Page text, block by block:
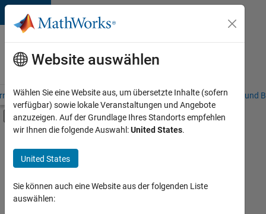
Weiter zum Inhalt
Karriere
bei
MathWorks
– Übersicht Stellensuche Niederlassungen Studierende und
Umschaltung für Off-Canvas-
Hauptinhalt
Programm für Berufseinsteiger (EDG)
Advanced Support
Information Technology
Infrastructure and Architecture
+8
Website auswählen
Wählen Sie eine Website aus, um übersetzte Inhalte (sofern
verfügbar) sowie lokale Veranstaltungen und Angebote
anzuzeigen. Auf der Grundlage Ihres Standorts empfehlen
wir Ihnen die folgende Auswahl:United States.
United States
Sie können auch eine Website aus der folgenden Liste
auswählen: